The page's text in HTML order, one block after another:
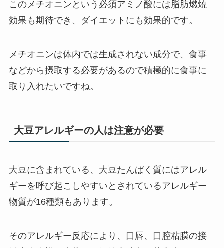
このメチオニンという必須アミノ酸には脂肪燃焼
効果も期待でき、ダイエットにも効果的です。
メチオニンは体内では生成されない成分で、食事
などから摂取する必要があるので積極的に食事に
取り入れたいですね。
大豆アレルギーの人は注意が必要
大豆に含まれている、大豆たんぱく質にはアレル
ギーを呼び起こしやすいとされているアレルギー
物質が16種類もあります。
そのアレルギー反応により、口唇、口腔粘膜の接